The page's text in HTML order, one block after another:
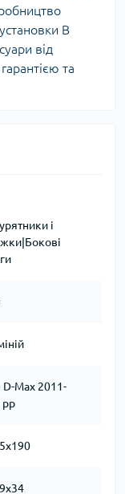
В
від
та
і
D-Max 2011-
рр